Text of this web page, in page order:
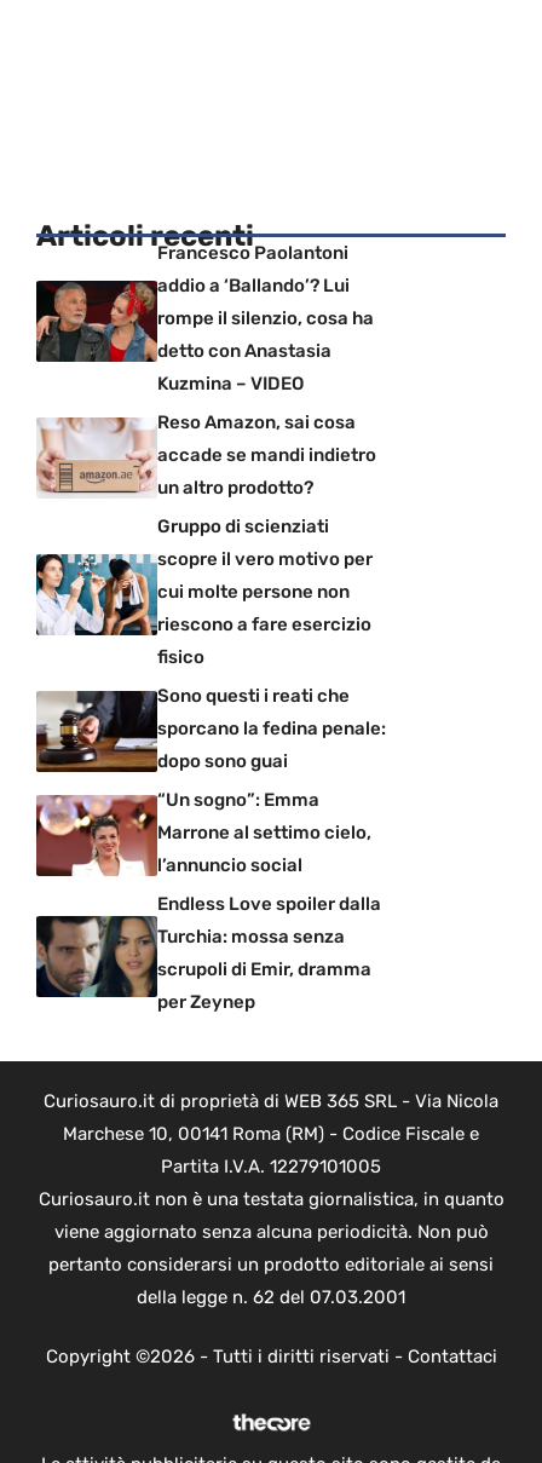
Articoli recentiFrancesco Paolantoni
addio a ‘Ballando’? Lui
rompe il silenzio, cosa ha
detto con Anastasia
Kuzmina – VIDEO
Reso Amazon, sai cosa
accade se mandi indietro
un altro prodotto?
Gruppo di scienziati
scopre il vero motivo per
cui molte persone non
riescono a fare esercizio
fisico
Sono questi i reati che
sporcano la fedina penale:
dopo sono guai
“Un sogno”: Emma
Marrone al settimo cielo,
l’annuncio social
Endless Love spoiler dalla
Turchia: mossa senza
scrupoli di Emir, dramma
per Zeynep
Curiosauro.it di proprietà di WEB 365 SRL - Via Nicola
Marchese 10, 00141 Roma (RM) - Codice Fiscale e
Partita I.V.A. 12279101005
Curiosauro.it non è una testata giornalistica, in quanto
viene aggiornato senza alcuna periodicità. Non può
pertanto considerarsi un prodotto editoriale ai sensi
della legge n. 62 del 07.03.2001
Copyright ©2026 - Tutti i diritti riservati - Contattaci